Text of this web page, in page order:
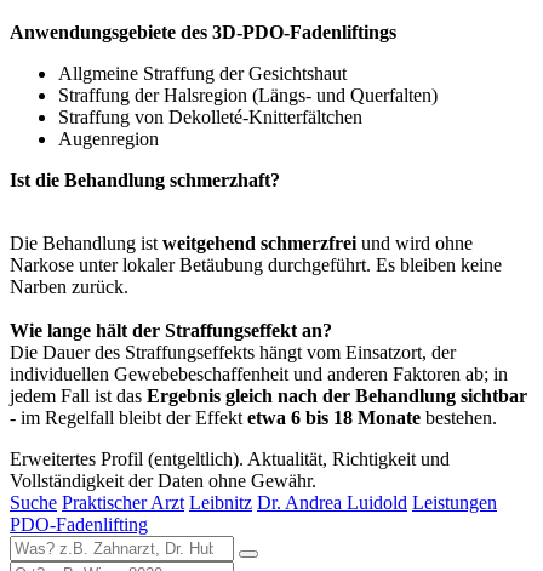
Anwendungsgebiete des 3D-PDO-Fadenliftings
Allgmeine Straffung der Gesichtshaut
Straffung der Halsregion (Längs- und Querfalten)
Straffung von Dekolleté-Knitterfältchen
Augenregion
Ist die Behandlung schmerzhaft?
Die Behandlung ist weitgehend schmerzfrei und wird ohne
Narkose unter lokaler Betäubung durchgeführt. Es bleiben keine
Narben zurück.
Wie lange hält der Straffungseffekt an?
Die Dauer des Straffungseffekts hängt vom Einsatzort, der
individuellen Gewebebeschaffenheit und anderen Faktoren ab; in
jedem Fall ist das Ergebnis gleich nach der Behandlung sichtbar
- im Regelfall bleibt der Effekt etwa 6 bis 18 Monate bestehen.
Erweitertes Profil (entgeltlich). Aktualität, Richtigkeit und
Vollständigkeit der Daten ohne Gewähr.
Suche Praktischer Arzt Leibnitz Dr. Andrea Luidold Leistungen
PDO-Fadenlifting